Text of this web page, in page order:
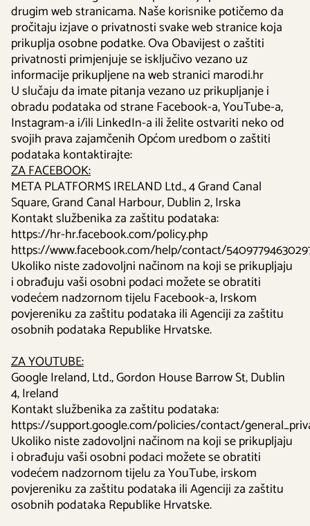
drugim web stranicama. Naše korisnike potičemo da
pročitaju izjave o privatnosti svake web stranice koja
prikuplja osobne podatke. Ova Obavijest o zaštiti
privatnosti primjenjuje se isključivo vezano uz
informacije prikupljene na web stranici marodi.hr
U slučaju da imate pitanja vezano uz prikupljanje i
obradu podataka od strane Facebook-a, YouTube-a,
Instagram-a i/ili LinkedIn-a ili želite ostvariti neko od
svojih prava zajamčenih Općom uredbom o zaštiti
podataka kontaktirajte:
ZA FACEBOOK:
META PLATFORMS IRELAND Ltd., 4 Grand Canal
Square, Grand Canal Harbour, Dublin 2, Irska
Kontakt službenika za zaštitu podataka:
https://hr-hr.facebook.com/policy.php
https://www.facebook.com/help/contact/
Ukoliko niste zadovoljni načinom na koji se prikupljaju
i obrađuju vaši osobni podaci možete se obratiti
vodećem nadzornom tijelu Facebook-a, Irskom
povjereniku za zaštitu podataka ili Agenciji za zaštitu
osobnih podataka Republike Hrvatske.
ZA YOUTUBE:
Google Ireland, Ltd., Gordon House Barrow St, Dublin
4, Ireland
Kontakt službenika za zaštitu podataka:
https://support.google.com/policies/contact/
Ukoliko niste zadovoljni načinom na koji se prikupljaju
i obrađuju vaši osobni podaci možete se obratiti
vodećem nadzornom tijelu za YouTube, irskom
povjereniku za zaštitu podataka ili Agenciji za zaštitu
osobnih podataka Republike Hrvatske.